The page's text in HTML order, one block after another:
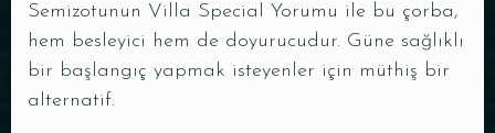
Semizotunun Villa Special Yorumu ile bu çorba,
hem besleyici hem de doyurucudur. Güne sağlıklı
bir başlangıç yapmak isteyenler için müthiş bir
alternatif.
Masa Rezervasyonu